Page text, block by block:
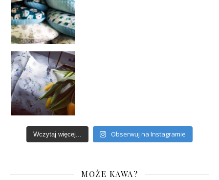
Wczytaj więcej... Obserwuj na Instagramie
MOŻE KAWA?